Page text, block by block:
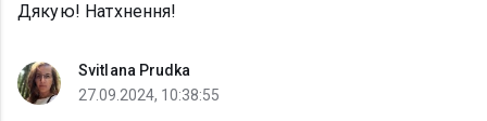
Дякую! Натхнення!
Svitlana Prudka
27.09.2024, 10:38:55